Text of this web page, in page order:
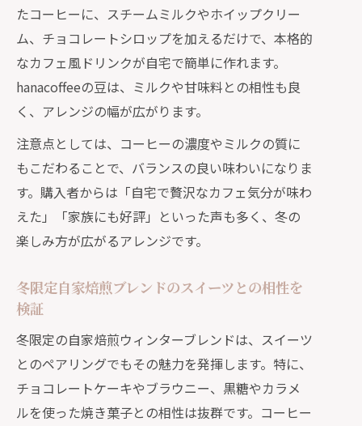
たコーヒーに、スチームミルクやホイップクリー
ム、チョコレートシロップを加えるだけで、本格的
なカフェ風ドリンクが自宅で簡単に作れます。
hanacoffeeの豆は、ミルクや甘味料との相性も良
く、アレンジの幅が広がります。
注意点としては、コーヒーの濃度やミルクの質に
もこだわることで、バランスの良い味わいになりま
す。購入者からは「自宅で贅沢なカフェ気分が味わ
えた」「家族にも好評」といった声も多く、冬の
楽しみ方が広がるアレンジです。
冬限定自家焙煎ブレンドのスイーツとの相性を
検証
冬限定の自家焙煎ウィンターブレンドは、スイーツ
とのペアリングでもその魅力を発揮します。特に、
チョコレートケーキやブラウニー、黒糖やカラメ
ルを使った焼き菓子との相性は抜群です。コーヒー